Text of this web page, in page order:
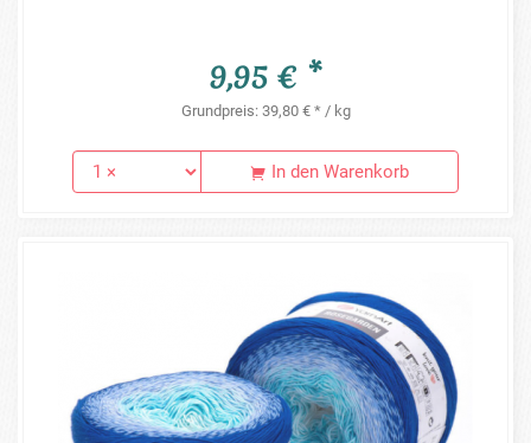
9,95 € *
Grundpreis: 39,80 € * / kg
In den Warenkorb